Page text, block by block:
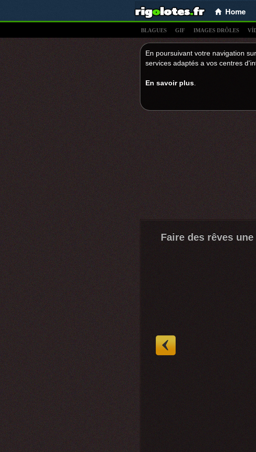
Home
BLAGUES GIF IMAGES DRÔLES
En poursuivant votre navigation
services adaptés a vos centres
En savoir plus
Faire des rêves